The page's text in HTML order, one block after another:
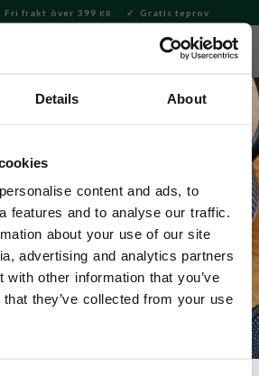
Details About
content and ads, to
features and to analyse our traffic.
about your use of our site
advertising and analytics partners
other information that you’ve
they’ve collected from your use
Fri frakt över 399 KR Gratis teprov
te
smaker av Guanbana, noni,
Spirulina som är rik på mineraler,